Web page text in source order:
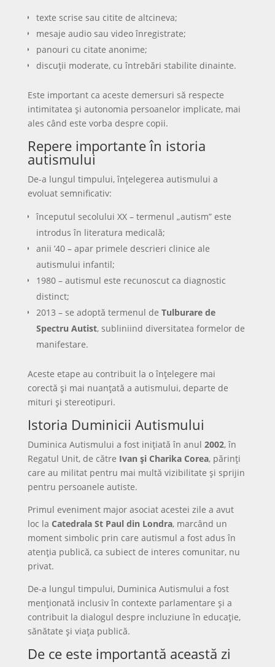
texte scrise sau citite de altcineva;
mesaje audio sau video înregistrate;
panouri cu citate anonime;
discuții moderate, cu întrebări stabilite dinainte.
Este important ca aceste demersuri să respecte
intimitatea și autonomia persoanelor implicate, mai
ales când este vorba despre copii.
Repere importante în istoria
autismului
De-a lungul timpului, înțelegerea autismului a
evoluat semnificativ:
începutul secolului XX – termenul „autism” este
introdus în literatura medicală;
anii ’40 – apar primele descrieri clinice ale
autismului infantil;
1980 – autismul este recunoscut ca diagnostic
distinct;
2013 – se adoptă termenul de Tulburare de
Spectru Autist, subliniind diversitatea formelor de
manifestare.
Aceste etape au contribuit la o înțelegere mai
corectă și mai nuanțată a autismului, departe de
mituri și stereotipuri.
Istoria Duminicii Autismului
Duminica Autismului a fost inițiată în anul 2002, în
Regatul Unit, de către Ivan și Charika Corea, părinți
care au militat pentru mai multă vizibilitate și sprijin
pentru persoanele autiste.
Primul eveniment major asociat acestei zile a avut
loc la Catedrala St Paul din Londra, marcând un
moment simbolic prin care autismul a fost adus în
atenția publică, ca subiect de interes comunitar, nu
privat.
De-a lungul timpului, Duminica Autismului a fost
menționată inclusiv în contexte parlamentare și a
contribuit la dialogul despre incluziune în educație,
sănătate și viața publică.
De ce este importantă această zi